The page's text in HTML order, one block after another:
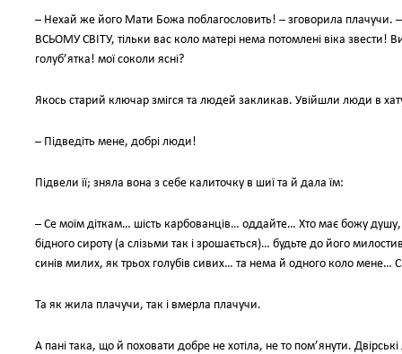
– Нехай же його Мати Божа поблагословить! – зговорила плачучи.
ВСЬОМУ СВІТУ, тільки вас коло матері нема потомлені віка
голуб’ятка! мої соколи ясні?
Якось старий ключар змігся та людей закликав. Увійшли люди в
– Підведіть мене, добрі люди!
Підвели її; зняла вона з себе калиточку в шиї та й дала їм:
– Се моїм діткам… шість карбованців… оддайте… Хто має божу
бідного сироту (а слізьми так і зрошається)… будьте до його
синів милих, як трьох голубів сивих… та нема й одного коло мене…
Та як жила плачучи, так і вмерла плачучи.
А пані така, що й поховати добре не хотіла, не то пом’янути.